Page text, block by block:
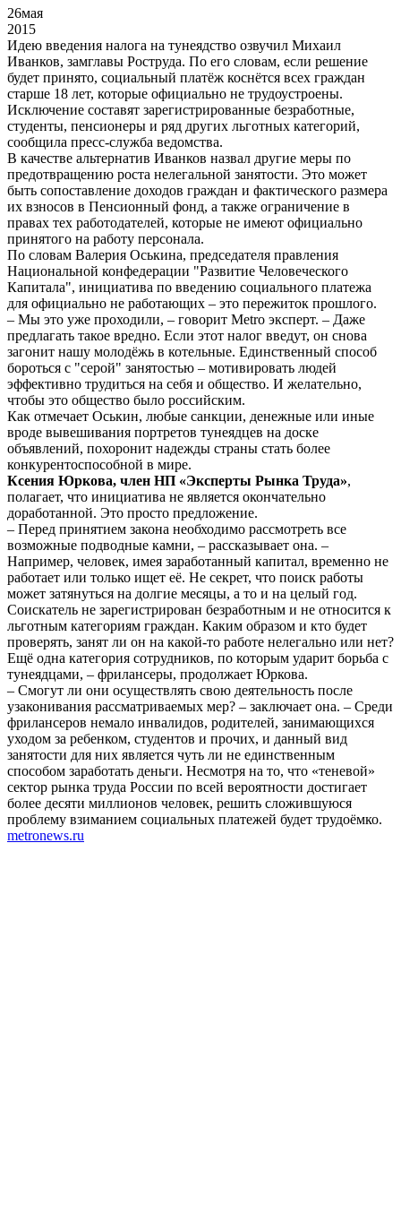
26мая
2015
Идею введения налога на тунеядство озвучил Михаил
Иванков, замглавы Роструда. По его словам, если решение
будет принято, социальный платёж коснётся всех граждан
старше 18 лет, которые официально не трудоустроены.
Исключение составят зарегистрированные безработные,
студенты, пенсионеры и ряд других льготных категорий,
сообщила пресс-служба ведомства.
В качестве альтернатив Иванков назвал другие меры по
предотвращению роста нелегальной занятости. Это может
быть сопоставление доходов граждан и фактического размера
их взносов в Пенсионный фонд, а также ограничение в
правах тех работодателей, которые не имеют официально
принятого на работу персонала.
По словам Валерия Оськина, председателя правления
Национальной конфедерации "Развитие Человеческого
Капитала", инициатива по введению социального платежа
для официально не работающих – это пережиток прошлого.
– Мы это уже проходили, – говорит Metro эксперт. – Даже
предлагать такое вредно. Если этот налог введут, он снова
загонит нашу молодёжь в котельные. Единственный способ
бороться с "серой" занятостью – мотивировать людей
эффективно трудиться на себя и общество. И желательно,
чтобы это общество было российским.
Как отмечает Оськин, любые санкции, денежные или иные
вроде вывешивания портретов тунеядцев на доске
объявлений, похоронит надежды страны стать более
конкурентоспособной в мире.
Ксения Юркова, член НП «Эксперты Рынка Труда»,
полагает, что инициатива не является окончательно
доработанной. Это просто предложение.
– Перед принятием закона необходимо рассмотреть все
возможные подводные камни, – рассказывает она. –
Например, человек, имея заработанный капитал, временно не
работает или только ищет её. Не секрет, что поиск работы
может затянуться на долгие месяцы, а то и на целый год.
Соискатель не зарегистрирован безработным и не относится к
льготным категориям граждан. Каким образом и кто будет
проверять, занят ли он на какой-то работе нелегально или нет?
Ещё одна категория сотрудников, по которым ударит борьба с
тунеядцами, – фрилансеры, продолжает Юркова.
– Смогут ли они осуществлять свою деятельность после
узаконивания рассматриваемых мер? – заключает она. – Среди
фрилансеров немало инвалидов, родителей, занимающихся
уходом за ребенком, студентов и прочих, и данный вид
занятости для них является чуть ли не единственным
способом заработать деньги. Несмотря на то, что «теневой»
сектор рынка труда России по всей вероятности достигает
более десяти миллионов человек, решить сложившуюся
проблему взиманием социальных платежей будет трудоёмко.
metronews.ru